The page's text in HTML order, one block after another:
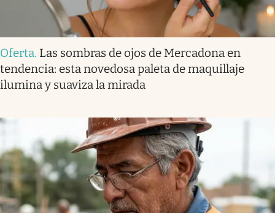
Oferta. Las sombras de ojos de Mercadona en
tendencia: esta novedosa paleta de maquillaje
ilumina y suaviza la mirada